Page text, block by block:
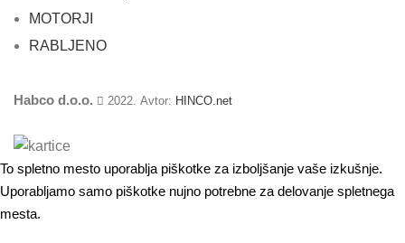
MOTORJI
RABLJENO
Habco d.o.o. 2022. Avtor: HINCO.net
To spletno mesto uporablja piškotke za izboljšanje vaše izkušnje.
Uporabljamo samo piškotke nujno potrebne za delovanje spletnega
mesta.